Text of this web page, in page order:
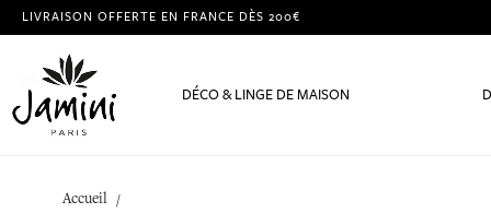
LIVRAISON OFFERTE EN FRANCE DÈS 200€
DÉCO & LINGE DE MAISON
Accueil